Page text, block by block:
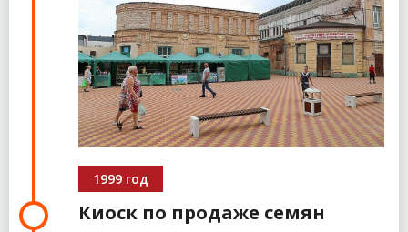
1999 год
Киоск по продаже семян